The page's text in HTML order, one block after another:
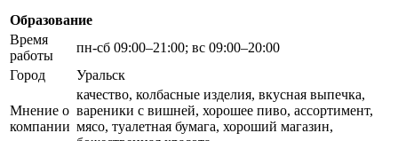
Образование
Время
работы
пн-сб 09:00–21:00; вс 09:00–20:00
Город
Уральск
Мнение о
компании
качество, колбасные изделия, вкусная выпечка,
вареники с вишней, хорошее пиво, ассортимент,
мясо, туалетная бумага, хороший магазин,